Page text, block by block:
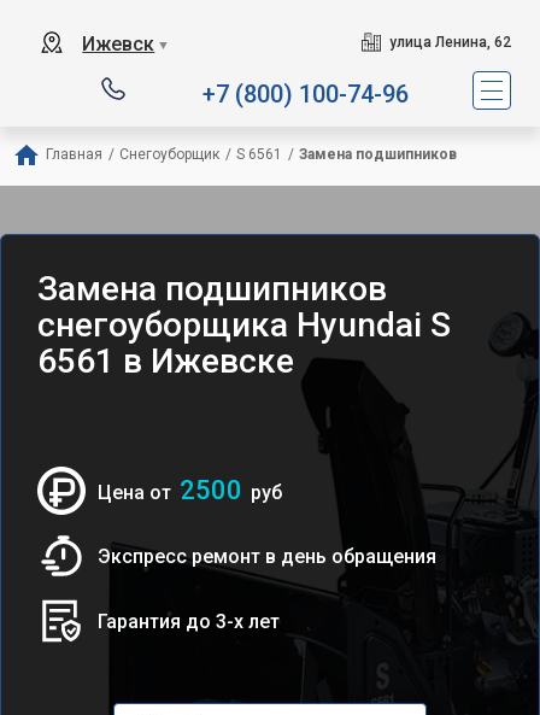
Ижевск ▼ улица Ленина, 62
+7 (800) 100-74-96
Главная / Снегоуборщик / S 6561 / Замена подшипников
Замена подшипников
снегоуборщика Hyundai S
6561 в Ижевске
Цена от 2500 руб
Экспресс ремонт в день обращения
Гарантия до 3-х лет